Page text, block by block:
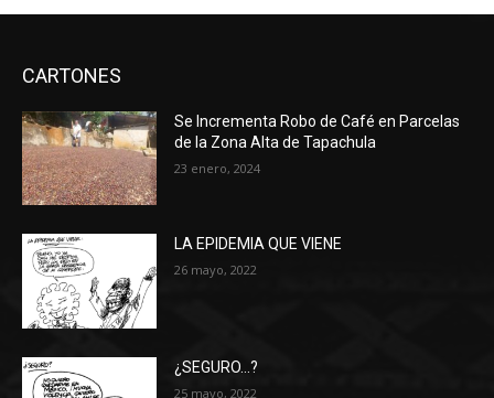
CARTONES
Se Incrementa Robo de Café en Parcelas
de la Zona Alta de Tapachula
23 enero, 2024
LA EPIDEMIA QUE VIENE
26 mayo, 2022
¿SEGURO…?
25 mayo, 2022